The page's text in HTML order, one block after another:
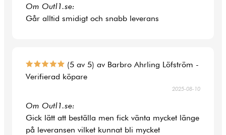
Om Outl1.se:
Går alltid smidigt och snabb leverans
(5 av 5) av Barbro Ahrling Löfström -
Verifierad köpare
2025-08-10
Om Outl1.se:
Gick lätt att beställa men fick vänta mycket länge
på leveransen vilket kunnat bli mycket